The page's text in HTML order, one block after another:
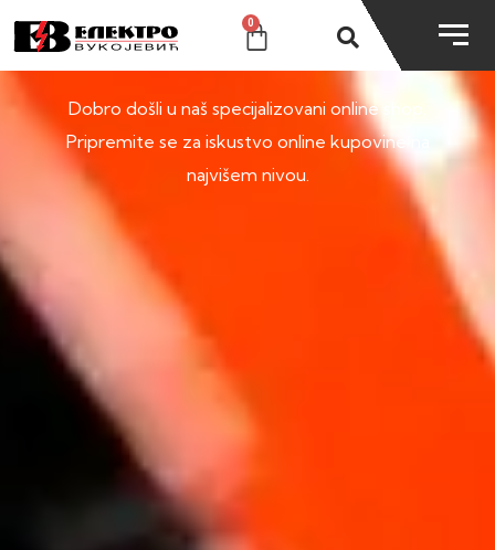
0
SHOP
Dobro došli u naš specijalizovani online shop.
Pripremite se za iskustvo online kupovine na
najvišem nivou.